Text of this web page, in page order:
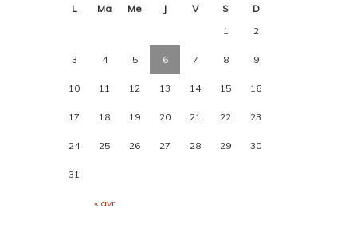
L Ma Me J V S D
« avr
1 2
3 4 5 6 7 8 9
10 11 12 13 14 15 16
17 18 19 20 21 22 23
24 25 26 27 28 29 30
31